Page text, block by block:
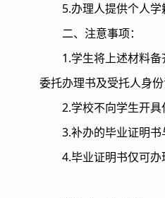
5.办理人提供个人
二、注意事项：
1.学生将上述材料
委托办理书及受托人身份
2.学校不向学生开具
3.补办的毕业证明书
4.毕业证明书仅可办